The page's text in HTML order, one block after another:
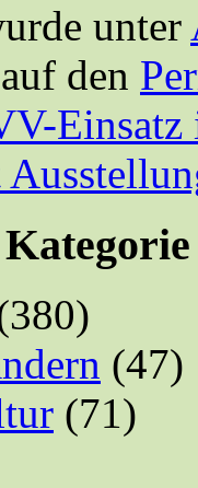
unter
den
Einsatz
(47)
(71)